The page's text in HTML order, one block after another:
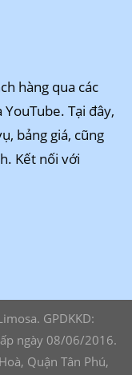
hàng qua các
Tại đây,
bảng giá, cũng
Kết nối với
GPDKKD:
ngày 08/06/2016.
Quận Tân Phú,